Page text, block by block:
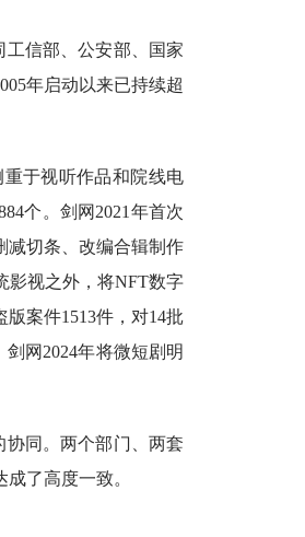
工信部、公安部、国家
年启动以来已持续超
重于视听作品和院线电
个。剑网2021年首次
减切条、改编合辑制作
影视之外，将NFT数字
案件1513件，对14批
网2024年将微短剧明
协同。两个部门、两套
了高度一致。